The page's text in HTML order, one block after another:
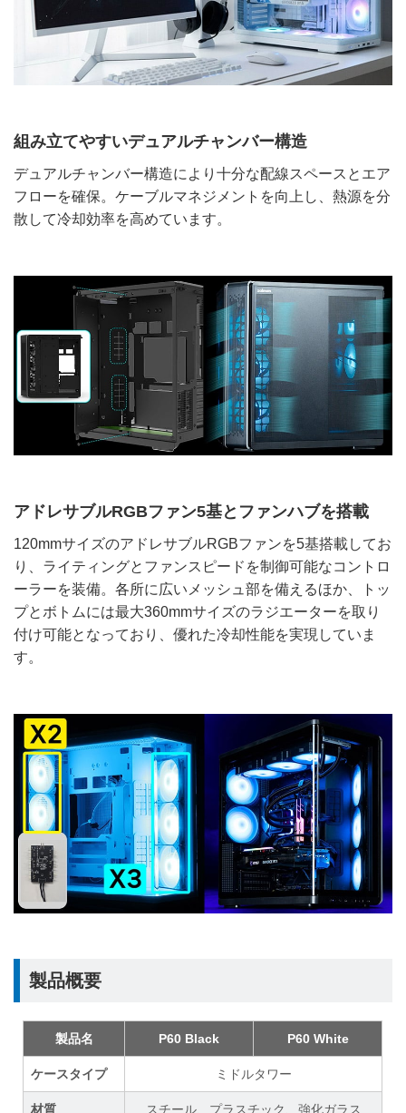
組み立てやすいデュアルチャンバー構造
デュアルチャンバー構造により十分な配線スペースとエア
フローを確保。ケーブルマネジメントを向上し、熱源を分
散して冷却効率を高めています。
アドレサブルRGBファン5基とファンハブを搭載
120mmサイズのアドレサブルRGBファンを5基搭載してお
り、ライティングとファンスピードを制御可能なコントロ
ーラーを装備。各所に広いメッシュ部を備えるほか、トッ
プとボトムには最大360mmサイズのラジエーターを取り
付け可能となっており、優れた冷却性能を実現していま
す。
製品概要
製品名 P60 Black P60 White
ケースタイプ ミドルタワー
材質 スチール、プラスチック、強化ガラス